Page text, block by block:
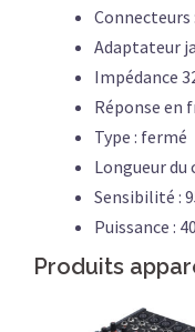
Connecteurs
Adaptateur
Impédance
Réponse en
Type : fermé
Longueur du
Sensibilité :
Puissance :
Produits